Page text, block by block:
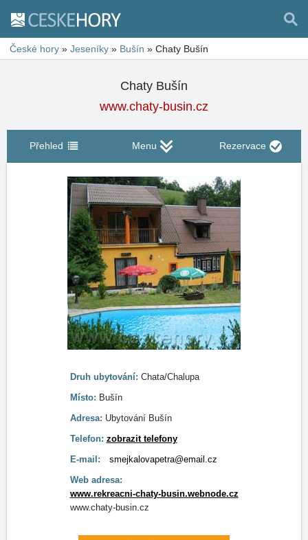
České hory » Jeseníky » Bušín » Chaty Bušín
Chaty Bušín
www.chaty-busin.cz
Přehled Menu Rezervace
Druh ubytování: Chata/Chalupa
Místo: Bušín
Adresa: Ubytování Bušín
Telefon: zobrazit telefony
E-mail:
smejkalovapetra@email.cz
Web adresa:
www.rekreacni-chaty-busin.webnode.cz
www.chaty-busin.cz